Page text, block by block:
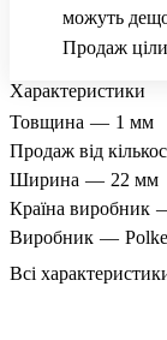
можуть дещо
Продаж
Характеристики
Товщина — 1 мм
Продаж від
Ширина — 22 мм
Країна виробник
Виробник —
Всі